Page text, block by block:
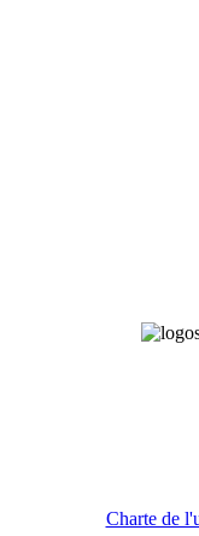
Charte de